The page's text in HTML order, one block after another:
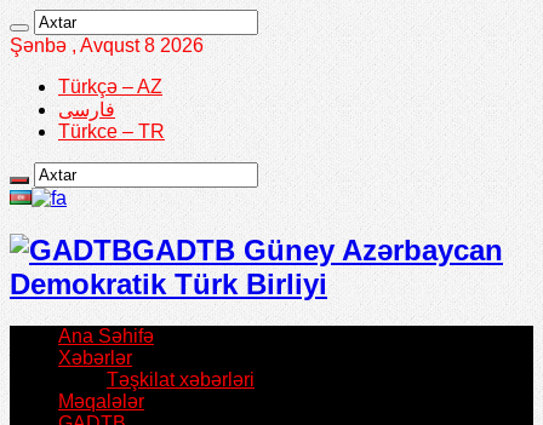
Şənbə , Avqust 8 2026
Türkçə – AZ
فارسی
Türkce – TR
GADTB Güney Azərbaycan
Demokratik Türk Birliyi
Ana Səhifə
Xəbərlər
Təşkilat xəbərləri
Məqalələr